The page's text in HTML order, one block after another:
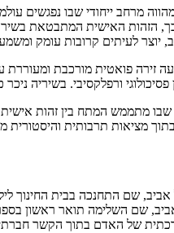
מרחב ייחודי שבו נפגשים
הזהות האישית המתבטאת בשיר
יוצר לעיתים קרובות עומק
זירה פואטית מורכבת ומעוררת
ורפלקסיבי. בשיריה
מתממש המתח בין זהות
מציאות תרבותית
אביב, שם התחנכה בבית החינוך
שם השלימה תואר ראשון
של האדם בתוך הקשר חברתי